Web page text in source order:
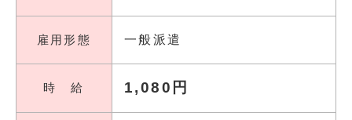
雇用形態 一般派遣
時 給 1,080円